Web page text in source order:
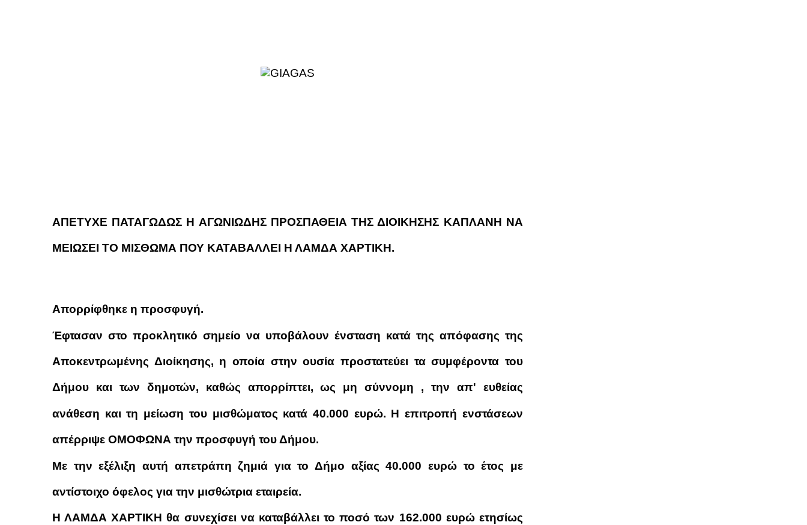
ΑΠΕΤΥΧΕ ΠΑΤΑΓΩΔΩΣ Η ΑΓΩΝΙΩΔΗΣ ΠΡΟΣΠΑΘΕΙΑ ΤΗΣ ΔΙΟΙΚΗΣΗΣ ΚΑΠΛΑΝΗ ΝΑ
ΜΕΙΩΣΕΙ ΤΟ ΜΙΣΘΩΜΑ ΠΟΥ ΚΑΤΑΒΑΛΛΕΙ Η ΛΑΜΔΑ ΧΑΡΤΙΚΗ.
Απορρίφθηκε η προσφυγή.
Έφτασαν στο προκλητικό σημείο να υποβάλουν ένσταση κατά της απόφασης της
Αποκεντρωμένης Διοίκησης, η οποία στην ουσία προστατεύει τα συμφέροντα του
Δήμου και των δημοτών, καθώς απορρίπτει, ως μη σύννομη , την απ' ευθείας
ανάθεση και τη μείωση του μισθώματος κατά 40.000 ευρώ. Η επιτροπή ενστάσεων
απέρριψε ΟΜΟΦΩΝΑ την προσφυγή του Δήμου.
Με την εξέλιξη αυτή απετράπη ζημιά για το Δήμο αξίας 40.000 ευρώ το έτος με
αντίστοιχο όφελος για την μισθώτρια εταιρεία.
Η ΛΑΜΔΑ ΧΑΡΤΙΚΗ θα συνεχίσει να καταβάλλει το ποσό των 162.000 ευρώ ετησίως